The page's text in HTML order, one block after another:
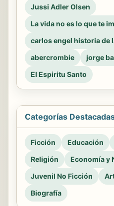
Jussi Adler Olsen
La vida no es lo que te
carlos engel historia de
abercrombie
jorge
El Espiritu Santo
Categorías
Ficción Educación
Religión
Economía y
Juvenil No Ficción
Biografía